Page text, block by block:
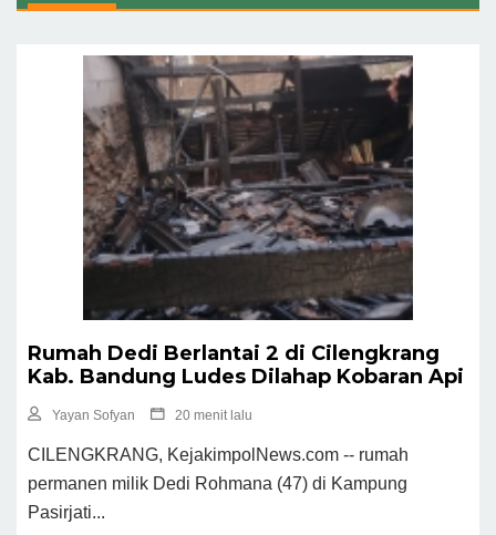
Rumah Dedi Berlantai 2 di Cilengkrang
Kab. Bandung Ludes Dilahap Kobaran Api
Yayan Sofyan 20 menit lalu
CILENGKRANG, KejakimpolNews.com -- rumah
permanen milik Dedi Rohmana (47) di Kampung
Pasirjati...